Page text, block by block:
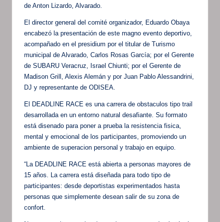
de Anton Lizardo, Alvarado.
El director general del comité organizador, Eduardo Obaya
encabezó la presentación de este magno evento deportivo,
acompañado en el presidium por el titular de Turismo
municipal de Alvarado, Carlos Rosas García; por el Gerente
de SUBARU Veracruz, Israel Chiunti; por el Gerente de
Madison Grill, Alexis Alemán y por Juan Pablo Alessandrini,
DJ y representante de ODISEA.
El DEADLINE RACE es una carrera de obstaculos tipo trail
desarrollada en un entorno natural desafiante. Su formato
está disenado para poner a prueba la resistencia fisica,
mental y emocional de los participantes, promoviendo un
ambiente de superacion personal y trabajo en equipo.
“La DEADLINE RACE está abierta a personas mayores de
15 años. La carrera está diseñada para todo tipo de
participantes: desde deportistas experimentados hasta
personas que simplemente desean salir de su zona de
confort.